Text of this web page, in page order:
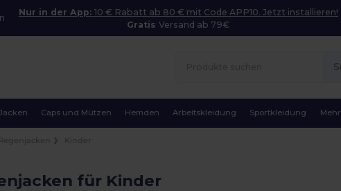
Nur in der App: 10 € Rabatt ab 80 € mit Code APP10. Jetzt installieren!
GratisVersand ab 79€
Jacken Caps und Mützen Hemden Arbeitskleidung Sportkleidung Mehr
für Kinder